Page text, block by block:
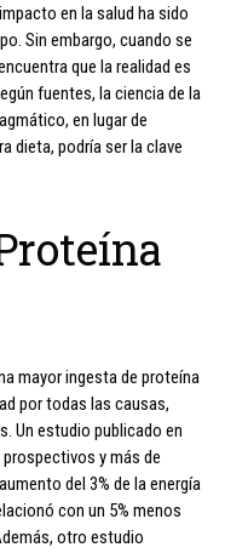
en la salud ha sido
Sin embargo, cuando se
que la realidad es
fuentes, la ciencia de la
en lugar de
dieta, podría ser la clave
mayor ingesta de proteína
por todas las causas,
Un estudio publicado en
y más de
del 3% de la energía
con un 5% menos
otro estudio